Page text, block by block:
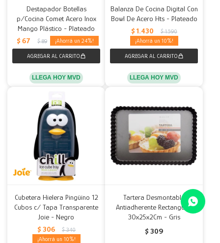
Destapador Botellas
p/Cocina Comet Acero Inox
Mango Plástico - Plateado
$ 67 $ 89 24
LLEGA HOY MVD
Balanza De Cocina Digital Con
Bowl De Acero Hts - Plateado
$ 1.430 $ 1.590
10
LLEGA HOY MVD
Cubetera Hielera Pingüino 12
Cubos c/ Tapa Transparente
Joie - Negro
$ 306 $ 340
10
Tartera Desmontable
Antiadherente Rectangular
30x25x2Cm - Gris
$ 309